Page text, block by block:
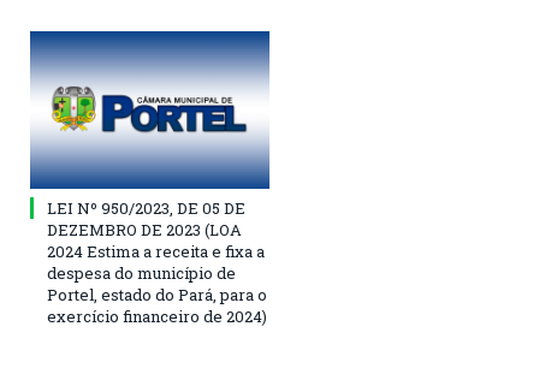
LEI Nº 950/2023, DE 05 DE
DEZEMBRO DE 2023 (LOA
2024 Estima a receita e fixa a
despesa do município de
Portel, estado do Pará, para o
exercício financeiro de 2024)